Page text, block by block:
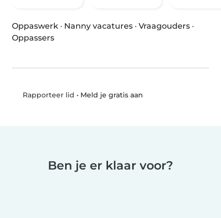
Oppaswerk · Nanny vacatures · Vraagouders ·
Oppassers
Rapporteer lid • Meld je gratis aan
Ben je er klaar voor?